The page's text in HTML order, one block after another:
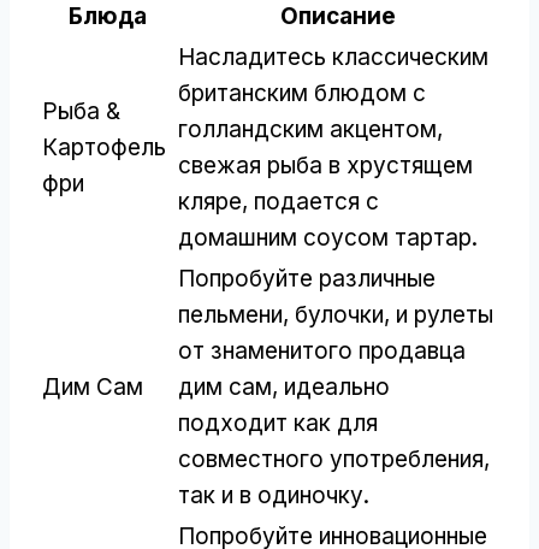
Блюда Описание
Рыба &
Картофель
фри
Насладитесь классическим
британским блюдом с
голландским акцентом,
свежая рыба в хрустящем
кляре, подается с
домашним соусом тартар.
Дим Сам
Попробуйте различные
пельмени, булочки, и рулеты
от знаменитого продавца
дим сам, идеально
подходит как для
совместного употребления,
так и в одиночку.
Попробуйте инновационные